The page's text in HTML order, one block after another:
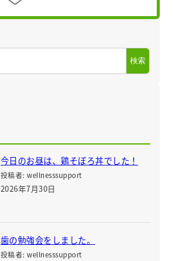
検索
今日のお昼は、鶏そぼろ丼でした！
投稿者: wellnesssupport
2026年7月30日
歯の勉強会をしました。
投稿者: wellnesssupport